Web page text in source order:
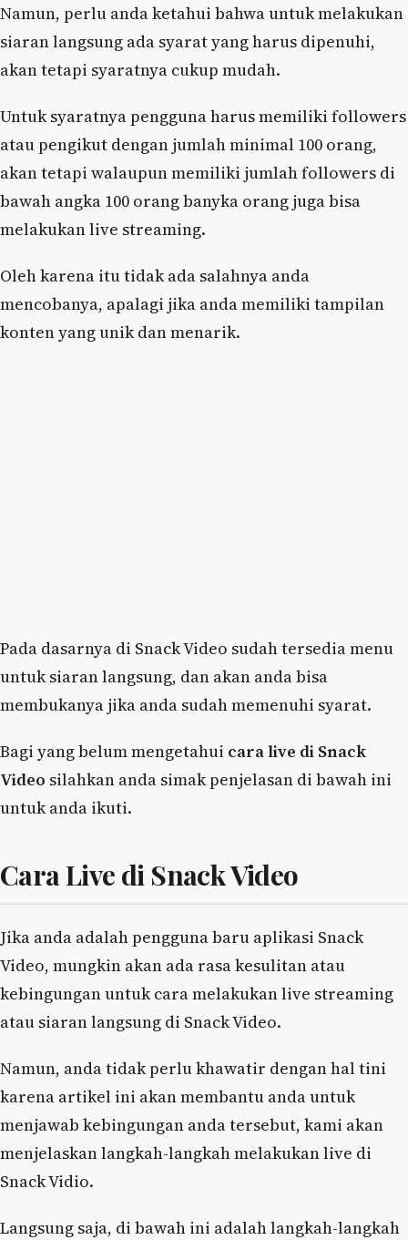
Namun, perlu anda ketahui bahwa untuk melakukan
siaran langsung ada syarat yang harus dipenuhi,
akan tetapi syaratnya cukup mudah.
Untuk syaratnya pengguna harus memiliki followers
atau pengikut dengan jumlah minimal 100 orang,
akan tetapi walaupun memiliki jumlah followers di
bawah angka 100 orang banyka orang juga bisa
melakukan live streaming.
Oleh karena itu tidak ada salahnya anda
mencobanya, apalagi jika anda memiliki tampilan
konten yang unik dan menarik.
Pada dasarnya di Snack Video sudah tersedia menu
untuk siaran langsung, dan akan anda bisa
membukanya jika anda sudah memenuhi syarat.
Bagi yang belum mengetahui cara live di Snack
Video silahkan anda simak penjelasan di bawah ini
untuk anda ikuti.
Cara Live di Snack Video
Jika anda adalah pengguna baru aplikasi Snack
Video, mungkin akan ada rasa kesulitan atau
kebingungan untuk cara melakukan live streaming
atau siaran langsung di Snack Video.
Namun, anda tidak perlu khawatir dengan hal tini
karena artikel ini akan membantu anda untuk
menjawab kebingungan anda tersebut, kami akan
menjelaskan langkah-langkah melakukan live di
Snack Vidio.
Langsung saja, di bawah ini adalah langkah-langkah